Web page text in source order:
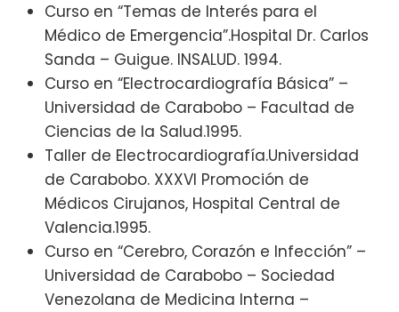
Curso en “Temas de Interés para el
Médico de Emergencia”.Hospital Dr. Carlos
Sanda – Guigue. INSALUD. 1994.
Curso en “Electrocardiografía Básica” –
Universidad de Carabobo – Facultad de
Ciencias de la Salud.1995.
Taller de Electrocardiografía.Universidad
de Carabobo. XXXVI Promoción de
Médicos Cirujanos, Hospital Central de
Valencia.1995.
Curso en “Cerebro, Corazón e Infección” –
Universidad de Carabobo – Sociedad
Venezolana de Medicina Interna –